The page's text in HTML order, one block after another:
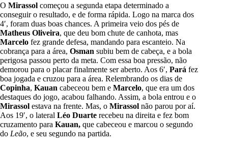
O Mirassol começou a segunda etapa determinado a
conseguir o resultado, e de forma rápida. Logo na marca dos
4′, foram duas boas chances. A primeira veio dos pés de
Matheus Oliveira, que deu bom chute de canhota, mas
Marcelo fez grande defesa, mandando para escanteio. Na
cobrança para a área, Osman subiu bem de cabeça, e a bola
perigosa passou perto da meta. Com essa boa pressão, não
demorou para o placar finalmente ser aberto. Aos 6′, Pará fez
boa jogada e cruzou para a área. Relembrando os dias de
Copinha, Kauan cabeceou bem e Marcelo, que era um dos
destaques do jogo, acabou falhando. Assim, a bola entrou e o
Mirassol estava na frente. Mas, o Mirassol não parou por aí.
Aos 19′, o lateral Léo Duarte recebeu na direita e fez bom
cruzamento para Kauan, que cabeceou e marcou o segundo
do Leão, e seu segundo na partida.